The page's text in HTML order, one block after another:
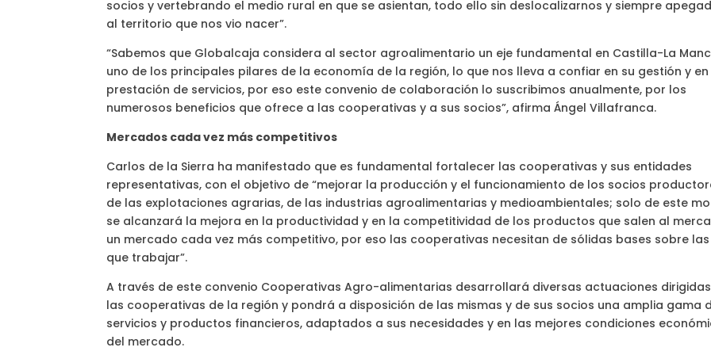
socios y vertebrando el medio rural en que se asientan, todo ello sin deslocalizarnos y siempre
al territorio que nos vio nacer”.
“Sabemos que Globalcaja considera al sector agroalimentario un eje fundamental en Castilla-La
uno de los principales pilares de la economía de la región, lo que nos lleva a confiar en su gestión y en
prestación de servicios, por eso este convenio de colaboración lo suscribimos anualmente, por los
numerosos beneficios que ofrece a las cooperativas y a sus socios”, afirma Ángel Villafranca.
Mercados cada vez más competitivos
Carlos de la Sierra ha manifestado que es fundamental fortalecer las cooperativas y sus entidades
representativas, con el objetivo de “mejorar la producción y el funcionamiento de los socios
de las explotaciones agrarias, de las industrias agroalimentarias y medioambientales; solo de este
se alcanzará la mejora en la productividad y en la competitividad de los productos que salen al
un mercado cada vez más competitivo, por eso las cooperativas necesitan de sólidas bases sobre las
que trabajar”.
A través de este convenio Cooperativas Agro-alimentarias desarrollará diversas actuaciones
las cooperativas de la región y pondrá a disposición de las mismas y de sus socios una amplia gama
servicios y productos financieros, adaptados a sus necesidades y en las mejores condiciones
del mercado.